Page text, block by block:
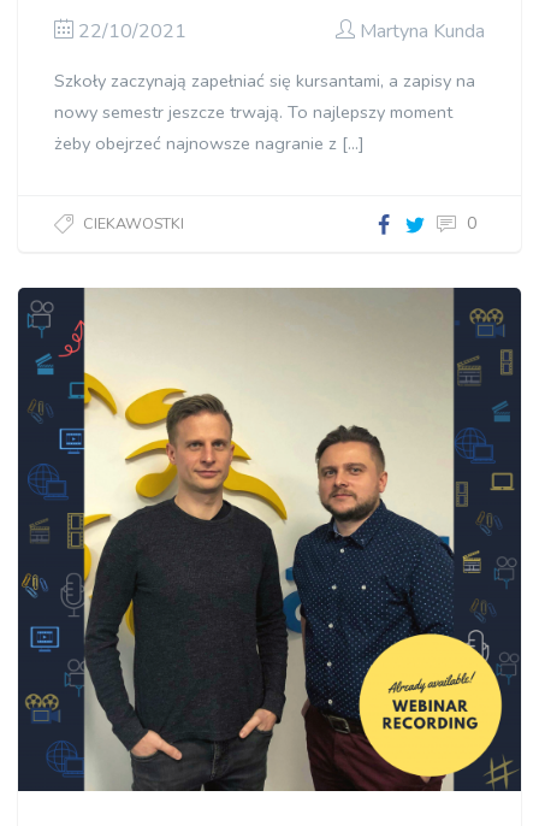
22/10/2021 Martyna Kunda
Szkoły zaczynają zapełniać się kursantami, a zapisy na
nowy semestr jeszcze trwają. To najlepszy moment
żeby obejrzeć najnowsze nagranie z […]
CIEKAWOSTKI
funkcje
szkolenie"]
0